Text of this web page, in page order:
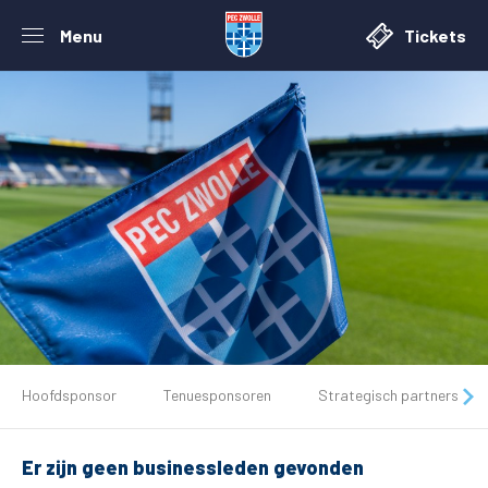
Menu Tickets
Tickets
Matchdays
Hoofdsponsor Tenuesponsoren Strategisch partners
Er zijn geen businessleden gevonden